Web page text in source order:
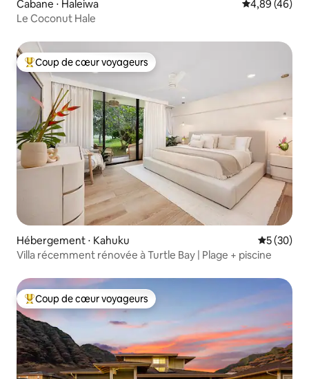
Cabane ⋅ Haleiwa Évaluation
4,89 (46)
Le Coconut Hale
Coups de cœur voyageurs les plus appréciés
Coup de cœur voyageurs
Hébergement ⋅ Kahuku
5 (30)
Villa récemment rénovée à Turtle Bay | Plage + piscine
Coups de cœur voyageurs les plus appréciés
Coup de cœur voyageurs